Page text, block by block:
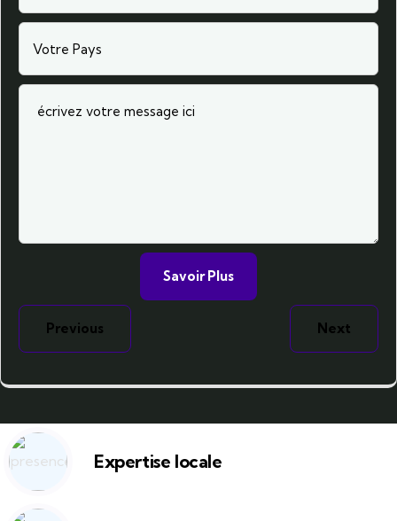
Previous Next
Expertise locale